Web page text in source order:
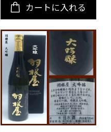
カートに入れる